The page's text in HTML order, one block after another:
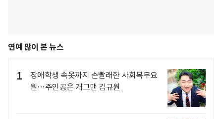
연예 많이 본 뉴스
1
장애학생 속옷까지 손빨래한 사회복무요
원…주인공은 개그맨 김규원